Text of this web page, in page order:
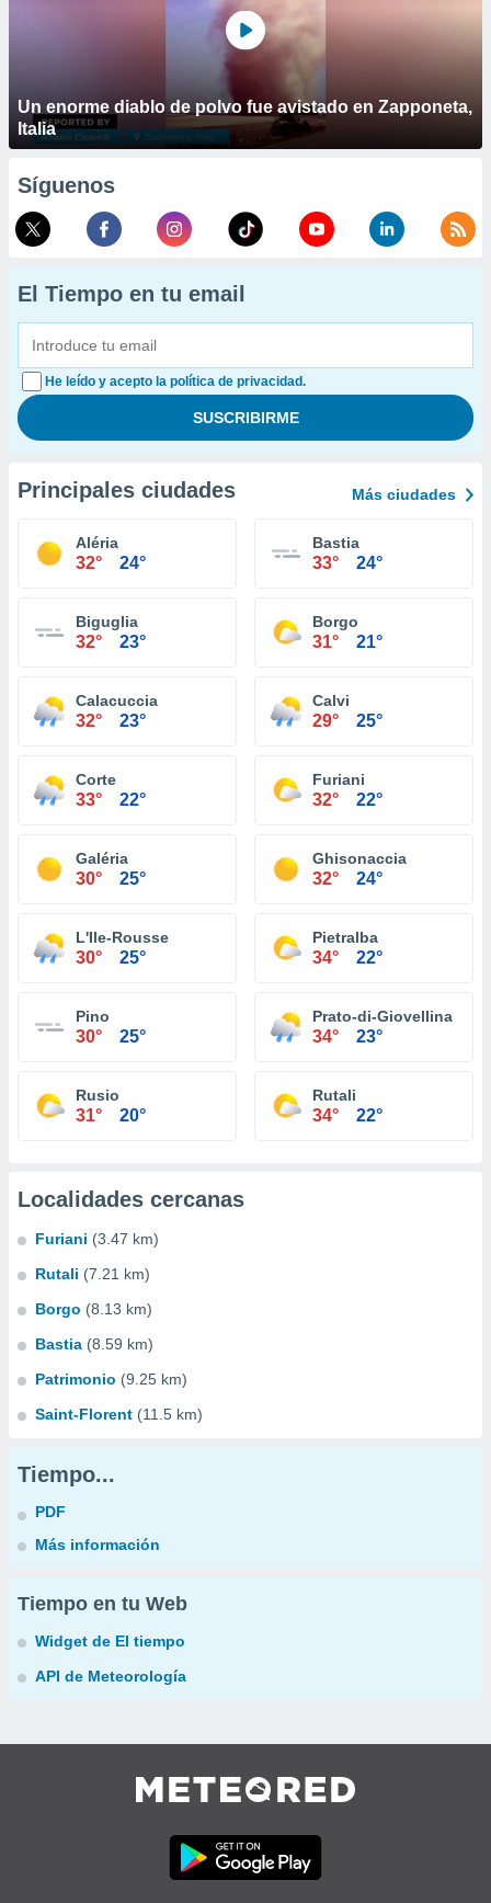
Un enorme diablo de polvo fue avistado en Zapponeta,
Italia
Síguenos
El Tiempo en tu email
He leído y acepto la política de privacidad.
Principales ciudades Más ciudades
Aléria
32° 24°
Bastia
33° 24°
Biguglia
32° 23°
Borgo
31° 21°
Calacuccia
32° 23°
Calvi
29° 25°
Corte
33° 22°
Furiani
32° 22°
Galéria
30° 25°
Ghisonaccia
32° 24°
L'Ile-Rousse
30° 25°
Pietralba
34° 22°
Pino
30° 25°
Prato-di-Giovellina
34° 23°
Rusio
31° 20°
Rutali
34° 22°
Localidades cercanas
Furiani (3.47 km)
Rutali (7.21 km)
Borgo (8.13 km)
Bastia (8.59 km)
Patrimonio (9.25 km)
Saint-Florent (11.5 km)
Tiempo...
PDF
Más información
Tiempo en tu Web
Widget de El tiempo
API de Meteorología